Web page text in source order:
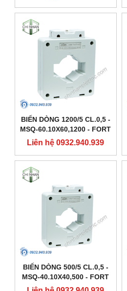
BIẾN DÒNG 1200/5 CL.0,5 -
MSQ-60.10X60,1200 - FORT
Liên hệ 0932.940.939
BIẾN DÒNG 500/5 CL.0,5 -
MSQ-40.10X40,500 - FORT